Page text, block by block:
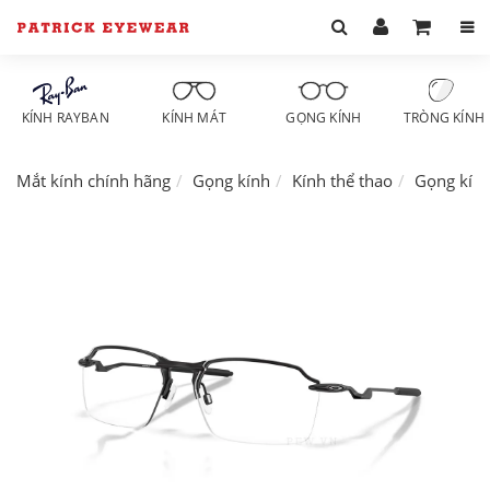
KÍNH RAYBAN KÍNH MÁT GỌNG KÍNH TRÒNG KÍNH
Mắt kính chính hãng Gọng kính Kính thể thao Gọng